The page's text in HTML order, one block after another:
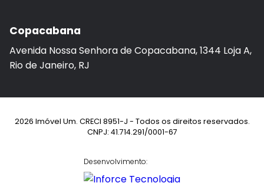
Copacabana
Avenida Nossa Senhora de Copacabana, 1344 Loja A,
Rio de Janeiro, RJ
2026 Imóvel Um. CRECI 8951-J - Todos os direitos reservados.
CNPJ: 41.714.291/0001-67
Desenvolvimento: